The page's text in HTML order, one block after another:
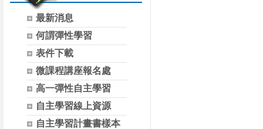
最新消息
何謂彈性學習
表件下載
微課程講座報名處
高一彈性自主學習
自主學習線上資源
自主學習計畫書樣本